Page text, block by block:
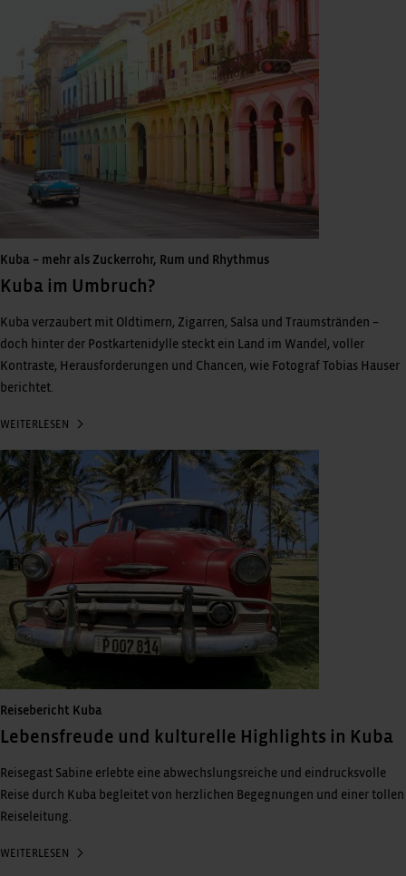
Kuba – mehr als Zuckerrohr, Rum und Rhythmus
Kuba im Umbruch?
Kuba verzaubert mit Oldtimern, Zigarren, Salsa und Traumstränden –
doch hinter der Postkartenidylle steckt ein Land im Wandel, voller
Kontraste, Herausforderungen und Chancen, wie Fotograf Tobias Hauser
berichtet.
WEITERLESEN
Reisebericht Kuba
Lebensfreude und kulturelle Highlights in Kuba
Reisegast Sabine erlebte eine abwechslungsreiche und eindrucksvolle
Reise durch Kuba begleitet von herzlichen Begegnungen und einer tollen
Reiseleitung.
WEITERLESEN